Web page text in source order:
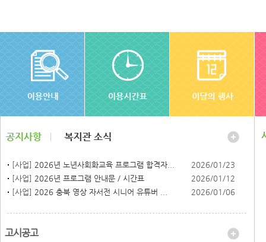
[사업] 2026년 노년사회화교육 프로그램 합격자...
2026/01/23
[사업] 2026년 프로그램 안내문 / 시간표
2026/01/12
[사업] 2026 충북 영상 자서전 시니어 유튜버 ... 2026/01/06
고시공고